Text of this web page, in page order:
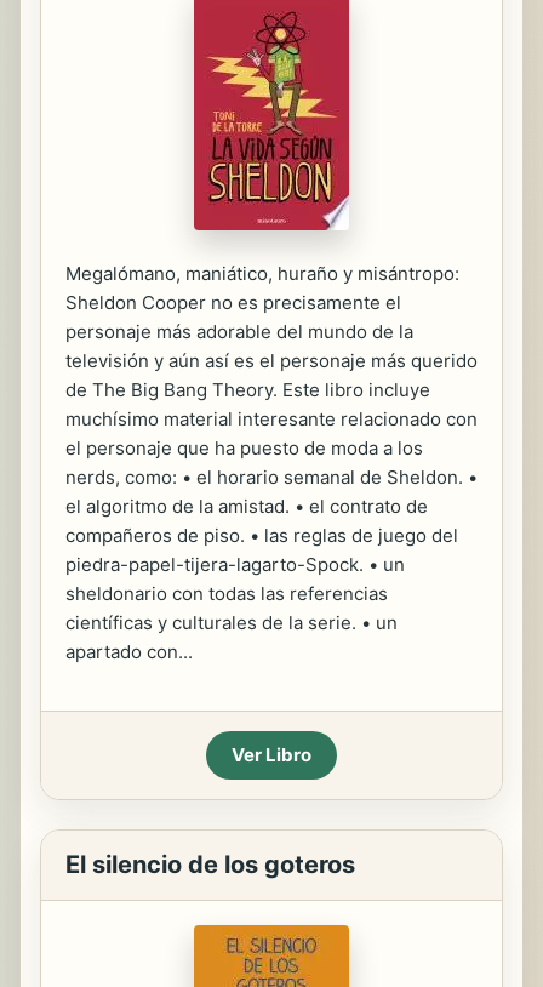
Megalómano, maniático, huraño y misántropo:
Sheldon Cooper no es precisamente el
personaje más adorable del mundo de la
televisión y aún así es el personaje más querido
de The Big Bang Theory. Este libro incluye
muchísimo material interesante relacionado con
el personaje que ha puesto de moda a los
nerds, como: • el horario semanal de Sheldon. •
el algoritmo de la amistad. • el contrato de
compañeros de piso. • las reglas de juego del
piedra-papel-tijera-lagarto-Spock. • un
sheldonario con todas las referencias
científicas y culturales de la serie. • un
apartado con...
Ver Libro
El silencio de los goteros